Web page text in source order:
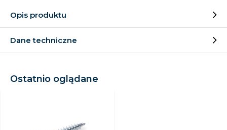
Opis produktu
Dane techniczne
Ostatnio oglądane